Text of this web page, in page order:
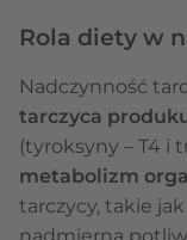
Rola diety w
Nadczynność
tarczyca
(tyroksyny – T4 i
metabolizm
tarczycy, takie